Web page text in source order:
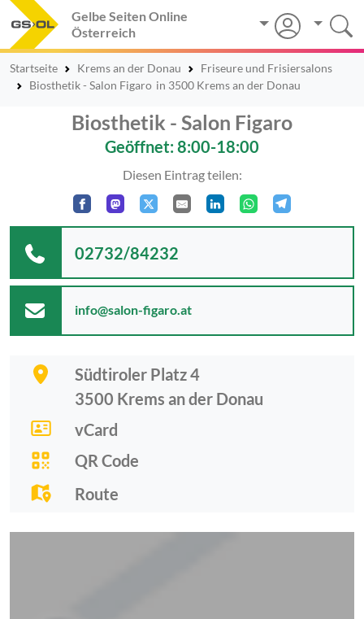
Gelbe Seiten Online
Österreich
Startseite Krems an der Donau
Friseure und Frisiersalons
Biosthetik - Salon Figaro in 3500 Krems an der Donau
Biosthetik - Salon Figaro
Geöffnet: 8:00-18:00
Diesen Eintrag teilen:
Südtiroler Platz 4
3500 Krems an der Donau
vCard
QR Code
Route
02732/84232
info@salon-figaro.at